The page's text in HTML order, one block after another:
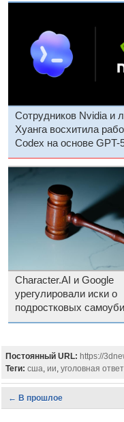
Сотрудников Nvidia и
Хуанга восхитила
Codex на основе GPT-
Character.AI и Google
урегулировали иски о
подростковых
после общения с ИИ
Постоянный URL: https://
Теги: сша, ии, уголовная
← В прошлое